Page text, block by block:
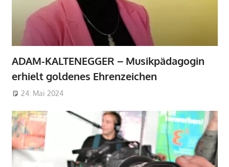
ADAM-KALTENEGGER – Musikpädagogin
erhielt goldenes Ehrenzeichen
24. Mai 2024